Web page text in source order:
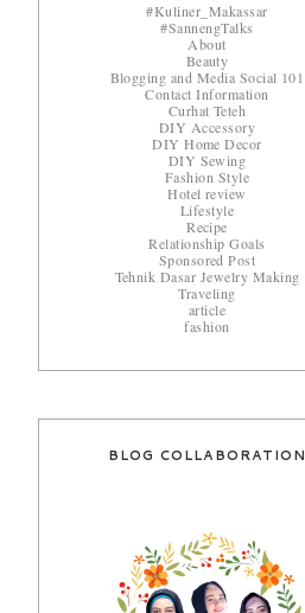
#Kuliner_Makassar
#SannengTalks
About
Beauty
Blogging and Media Social 101
Contact Information
Curhat Teteh
DIY Accessory
DIY Home Decor
DIY Sewing
Fashion Style
Hotel review
Lifestyle
Recipe
Relationship Goals
Sponsored Post
Tehnik Dasar Jewelry Making
Traveling
article
fashion
BLOG COLLABORATION